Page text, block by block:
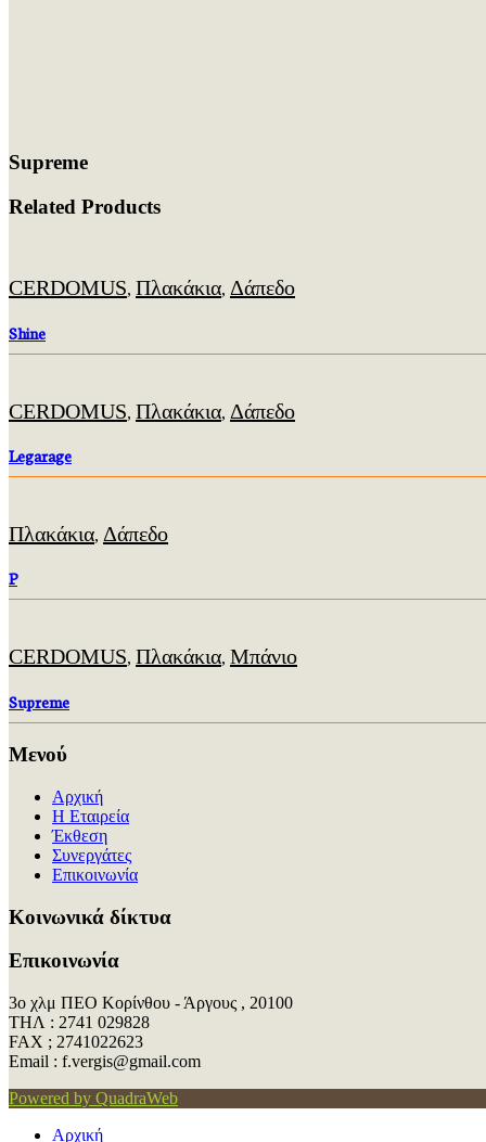
Supreme
Related Products
CERDOMUS, Πλακάκια, Δάπεδο
Shine
CERDOMUS, Πλακάκια, Δάπεδο
Legarage
Πλακάκια, Δάπεδο
P
CERDOMUS, Πλακάκια, Μπάνιο
Supreme
Μενού
Αρχική
Η Εταιρεία
Έκθεση
Συνεργάτες
Επικοινωνία
Kοινωνικά δίκτυα
Επικοινωνία
3ο χλμ ΠΕΟ Κορίνθου - Άργους , 20100
ΤΗΛ : 2741 029828
FAX ; 2741022623
Εmail : f.vergis@gmail.com
Powered by QuadraWeb
Αρχική